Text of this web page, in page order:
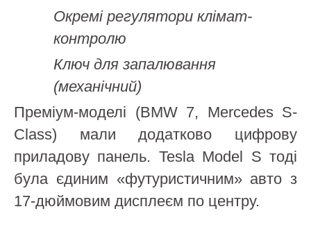
Окремі регулятори клімат-
контролю
Ключ для запалювання
(механічний)
Преміум-моделі (BMW 7, Mercedes S-
Class) мали додатково цифрову
приладову панель. Tesla Model S тоді
була єдиним «футуристичним» авто з
17-дюймовим дисплеєм по центру.